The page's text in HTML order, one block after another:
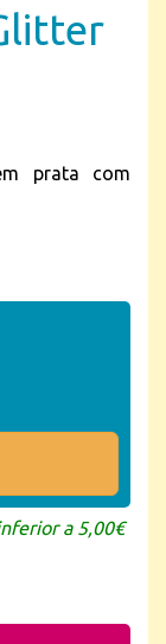
prata com
a 5,00€